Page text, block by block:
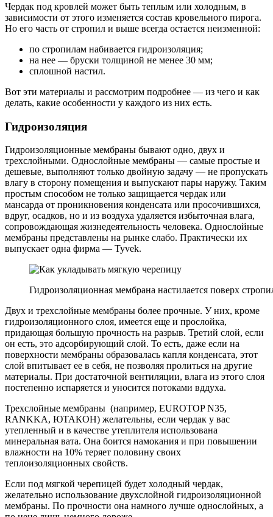
Чердак под кровлей может быть теплым или холодным, в
зависимости от этого изменяется состав кровельного пирога.
Но его часть от стропил и выше всегда остается неизменной:
по стропилам набивается гидроизоляция;
на нее — бруски толщиной не менее 30 мм;
сплошной настил.
Вот эти материалы и рассмотрим подробнее — из чего и как
делать, какие особенности у каждого из них есть.
Гидроизоляция
Гидроизоляционные мембраны бывают одно, двух и
трехслойными. Однослойные мембраны — самые простые и
дешевые, выполняют только двойную задачу — не пропускать
влагу в сторону помещения и выпускают пары наружу. Таким
простым способом не только защищается чердак или
мансарда от проникновения конденсата или просочившихся,
вдруг, осадков, но и из воздуха удаляется избыточная влага,
сопровождающая жизнедеятельность человека. Однослойные
мембраны представлены на рынке слабо. Практически их
выпускает одна фирма — Tyvek.
Гидроизоляционная мембрана настилается поверх
Двух и трехслойные мембраны более прочные. У них, кроме
гидроизоляционного слоя, имеется еще и прослойка,
придающая большую прочность на разрыв. Третий слой, если
он есть, это адсорбирующий слой. То есть, даже если на
поверхности мембраны образовалась капля конденсата, этот
слой впитывает ее в себя, не позволяя пролиться на другие
материалы. При достаточной вентиляции, влага из этого слоя
постепенно испаряется и уносится потоками вддуха.
Трехслойные мембраны (например, EUROTOP N35,
RANKKA, ЮТАКОН) желательны, если чердак у вас
утепленный и в качестве утеплителя использована
минеральная вата. Она боится намокания и при повышении
влажности на 10% теряет половину своих
теплоизоляционных свойств.
Если под мягкой черепицей будет холодный чердак,
желательно использование двухслойной гидроизоляционной
мембраны. По прочности она намного лучше однослойных, а